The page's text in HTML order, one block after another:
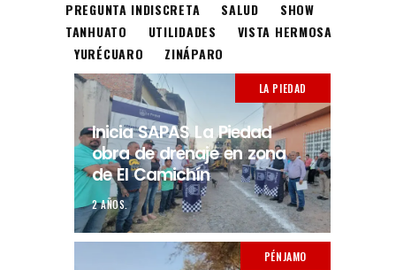
PREGUNTA INDISCRETA SALUD
SHOW
TANHUATO
UTILIDADES
VISTA HERMOSA
YURÉCUARO
ZINÁPARO
LA PIEDAD
Inicia SAPAS La Piedad
obra de drenaje en zona
de El Camichín
2 AÑOS.
PÉNJAMO